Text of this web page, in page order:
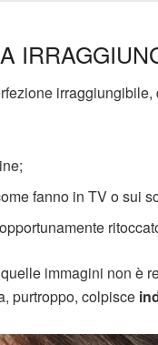
fanno in TV o sui
immagini non è
purtroppo, colpisce